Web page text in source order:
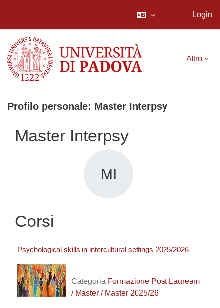
Login
Altro
Profilo personale: Master Interpsy
Master Interpsy
MI
Corsi
Psychological skills in intercultural settings 2025/2026
Categoria Formazione Post Lauream
/ Master / Master 2025/26